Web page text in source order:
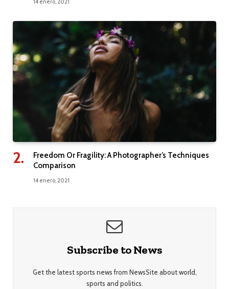
Freedom Or Fragility: A Photographer’s Techniques
Comparison
14 enero, 2021
Subscribe to News
Get the latest sports news from NewsSite about world,
sports and politics.